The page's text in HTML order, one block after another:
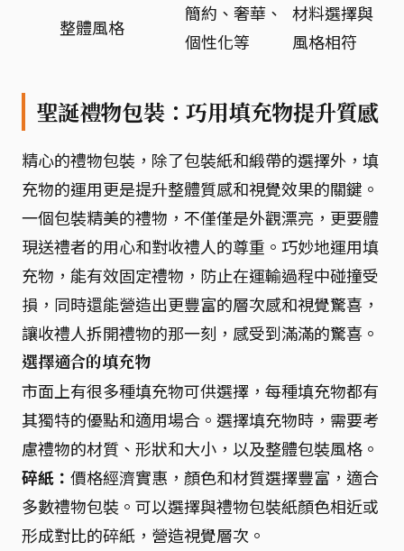
整體風格
簡約、奢華、
個性化等
材料選擇與
風格相符
聖誕禮物包裝：巧用填充物提升質感
精心的禮物包裝，除了包裝紙和緞帶的選擇外，填
充物的運用更是提升整體質感和視覺效果的關鍵。
一個包裝精美的禮物，不僅僅是外觀漂亮，更要體
現送禮者的用心和對收禮人的尊重。巧妙地運用填
充物，能有效固定禮物，防止在運輸過程中碰撞受
損，同時還能營造出更豐富的層次感和視覺驚喜，
讓收禮人拆開禮物的那一刻，感受到滿滿的驚喜。
選擇適合的填充物
市面上有很多種填充物可供選擇，每種填充物都有
其獨特的優點和適用場合。選擇填充物時，需要考
慮禮物的材質、形狀和大小，以及整體包裝風格。
碎紙： 價格經濟實惠，顏色和材質選擇豐富，適合
多數禮物包裝。可以選擇與禮物包裝紙顏色相近或
形成對比的碎紙，營造視覺層次。